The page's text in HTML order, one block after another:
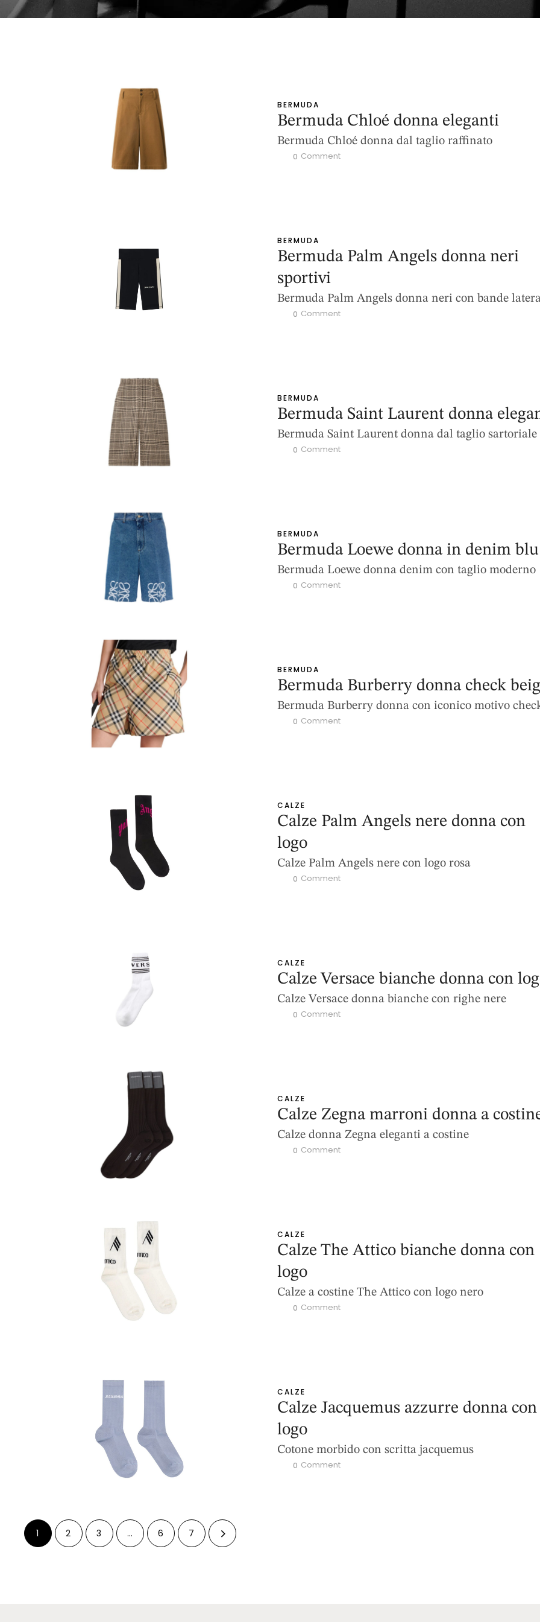
BERMUDA
Bermuda Chloé donna eleganti
Bermuda Chloé donna dal taglio raffinato
0 Comment
BERMUDA
Bermuda Palm Angels donna neri
sportivi
Bermuda Palm Angels donna neri con bande
0 Comment
BERMUDA
Bermuda Saint Laurent donna
Bermuda Saint Laurent donna dal taglio sartoriale
0 Comment
BERMUDA
Bermuda Loewe donna in denim blu
Bermuda Loewe donna denim con taglio moderno
0 Comment
BERMUDA
Bermuda Burberry donna check
Bermuda Burberry donna con iconico motivo
0 Comment
CALZE
Calze Palm Angels nere donna con
logo
Calze Palm Angels nere con logo rosa
0 Comment
CALZE
Calze Versace bianche donna con
Calze Versace donna bianche con righe nere
0 Comment
CALZE
Calze Zegna marroni donna a
Calze donna Zegna eleganti a costine
0 Comment
CALZE
Calze The Attico bianche donna con
logo
Calze a costine The Attico con logo nero
0 Comment
CALZE
Calze Jacquemus azzurre donna con
logo
Cotone morbido con scritta jacquemus
0 Comment
1 2 3 … 6 7